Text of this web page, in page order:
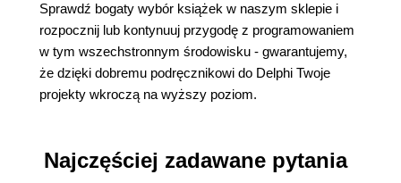
Sprawdź bogaty wybór książek w naszym sklepie i
rozpocznij lub kontynuuj przygodę z programowaniem
w tym wszechstronnym środowisku - gwarantujemy,
że dzięki dobremu podręcznikowi do Delphi Twoje
projekty wkroczą na wyższy poziom.
Najczęściej zadawane pytania